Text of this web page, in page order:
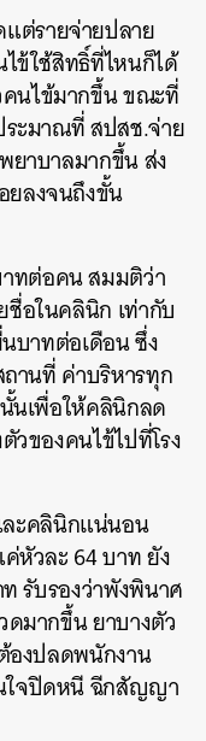
ต่รายจ่ายปลาย
ข้ใช้สิทธิ์ที่ไหนก็ได้
นไข้มากขึ้น ขณะที่
ระมาณที่ สปสช.จ่าย
ยาบาลมากขึ้น ส่ง
ยลงจนถึงขั้น
ทต่อคน สมมติว่า
อในคลินิก เท่ากับ
บาทต่อเดือน ซึ่ง
านที่ ค่าบริหารทุก
นเพื่อให้คลินิกลด
วของคนไข้ไปที่โรง
ะคลินิกแน่นอน
หัวละ 64 บาท ยัง
รับรองว่าพังพินาศ
มากขึ้น ยาบางตัว
องปลดพนักงาน
ใจปิดหนี ฉีกสัญญา